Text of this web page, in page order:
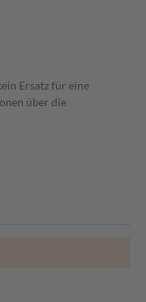
Ersatz für eine
über die